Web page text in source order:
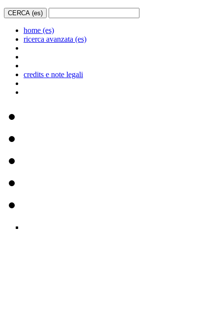
home (es)
ricerca avanzata (es)
credits e note legali